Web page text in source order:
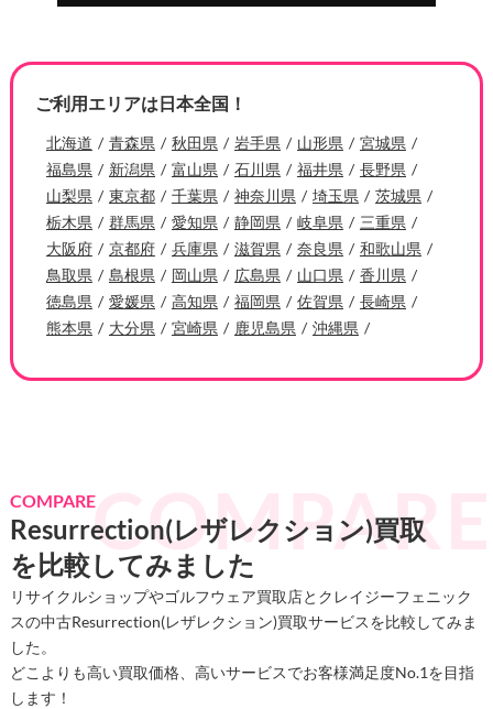
ご利用エリアは日本全国！
北海道 青森県 秋田県 岩手県 山形県
宮城県
福島県
新潟県 富山県 石川県 福井県
長野県
山梨県
東京都 千葉県 神奈川県 埼玉県
茨城県
栃木県
群馬県 愛知県 静岡県 岐阜県
三重県
大阪府
京都府 兵庫県 滋賀県 奈良県
和歌山県
鳥取県
島根県 岡山県 広島県 山口県
香川県
徳島県
愛媛県 高知県 福岡県 佐賀県
長崎県
熊本県
大分県 宮崎県 鹿児島県 沖縄県
COMPARE
Resurrection(レザレクション)買取
を比較してみました
リサイクルショップやゴルフウェア買取店とクレイジーフェニック
スの中古Resurrection(レザレクション)買取サービスを比較してみま
した。
どこよりも高い買取価格、高いサービスでお客様満足度No.1を目指
します！